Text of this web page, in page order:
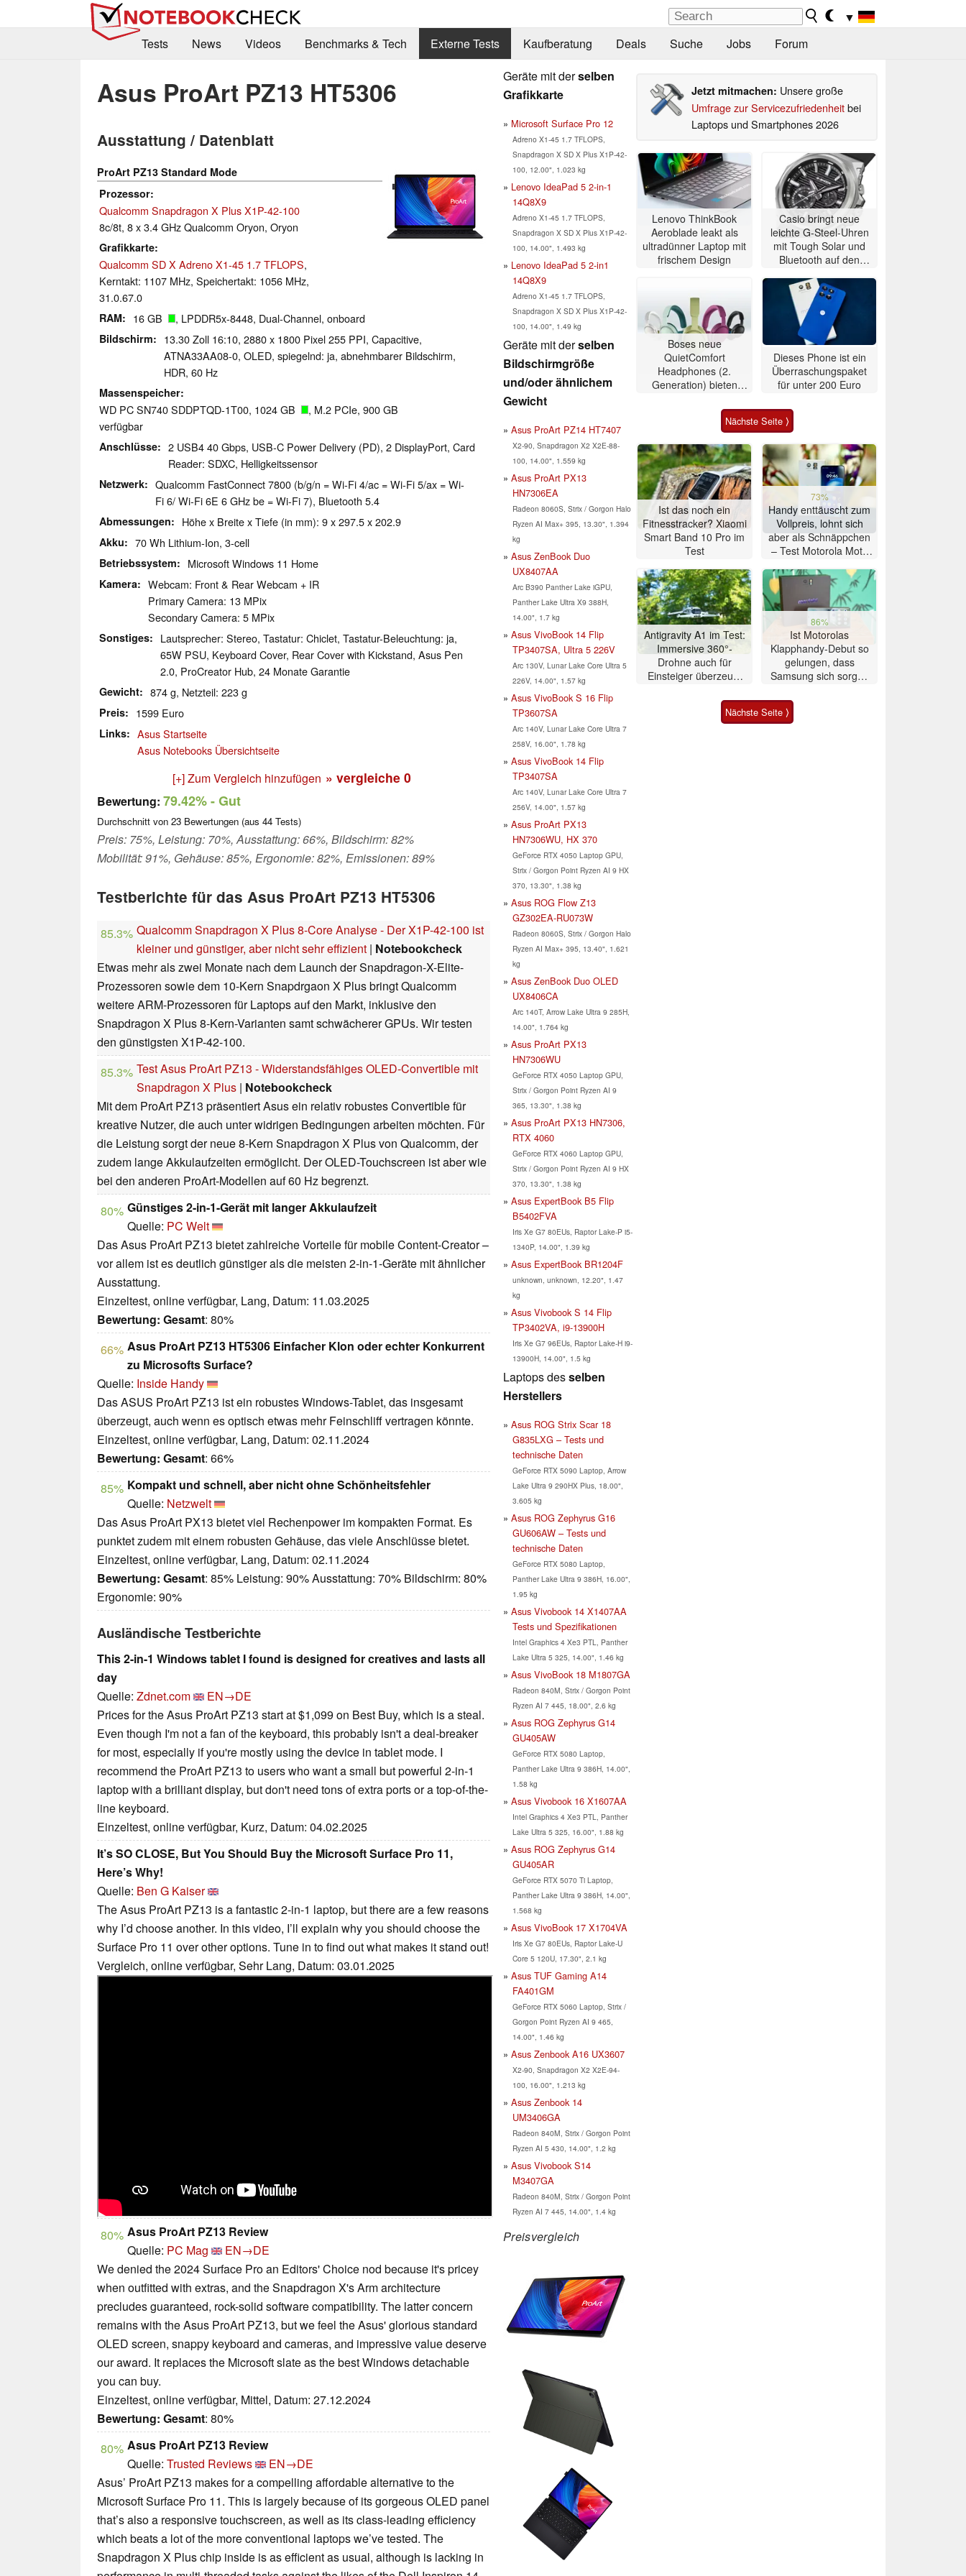
▼
Tests
News Videos Benchmarks & Tech Externe Tests Kaufberatung Deals Suche Jobs Forum
Asus ProArt PZ13 HT5306
Ausstattung / Datenblatt
ProArt PZ13 Standard Mode
Prozessor
Qualcomm Snapdragon X Plus X1P-42-100
8c/8t, 8 x 3.4 GHz Qualcomm Oryon, Oryon
Grafikkarte
Qualcomm SD X Adreno X1-45 1.7 TFLOPS,
Kerntakt: 1107 MHz, Speichertakt: 1056 MHz,
31.0.67.0
RAM 16 GB , LPDDR5x-8448, Dual-Channel, onboard
Bildschirm
13.30 Zoll 16:10, 2880 x 1800 Pixel 255 PPI, Capacitive,
ATNA33AA08-0, OLED, spiegelnd: ja, abnehmbarer Bildschirm,
HDR, 60 Hz
Massenspeicher
WD PC SN740 SDDPTQD-1T00, 1024 GB
, M.2 PCIe, 900 GB
verfügbar
Anschlüsse
2 USB4 40 Gbps, USB-C Power Delivery (PD), 2 DisplayPort, Card
Reader: SDXC, Helligkeitssensor
Netzwerk
Qualcomm FastConnect 7800 (b/g/n = Wi-Fi 4/ac = Wi-Fi 5/ax = Wi-
Fi 6/ Wi-Fi 6E 6 GHz be = Wi-Fi 7), Bluetooth 5.4
Abmessungen Höhe x Breite x Tiefe (in mm): 9 x 297.5 x 202.9
Akku 70 Wh Lithium-Ion, 3-cell
Betriebssystem Microsoft Windows 11 Home
Kamera
Webcam: Front & Rear Webcam + IR
Primary Camera: 13 MPix
Secondary Camera: 5 MPix
Sonstiges
Lautsprecher: Stereo, Tastatur: Chiclet, Tastatur-Beleuchtung: ja,
65W PSU, Keyboard Cover, Rear Cover with Kickstand, Asus Pen
2.0, ProCreator Hub, 24 Monate Garantie
Gewicht 874 g, Netzteil: 223 g
Preis 1599 Euro
Links
Asus Startseite
Asus Notebooks Übersichtseite
[+] Zum Vergleich hinzufügen » vergleiche 0
Bewertung: 79.42%- Gut
Durchschnitt von 23 Bewertungen (aus 44 Tests)
Preis: 75%, Leistung: 70%, Ausstattung: 66%, Bildschirm: 82%
Mobilität: 91%, Gehäuse: 85%, Ergonomie: 82%, Emissionen: 89%
Testberichte für das Asus ProArt PZ13 HT5306
85.3% Qualcomm Snapdragon X Plus 8-Core Analyse - Der X1P-42-100 ist
kleiner und günstiger, aber nicht sehr effizient | Notebookcheck
Etwas mehr als zwei Monate nach dem Launch der Snapdragon-X-Elite-
Prozessoren sowie dem 10-Kern Snapdrgaon X Plus bringt Qualcomm
weitere ARM-Prozessoren für Laptops auf den Markt, inklusive den
Snapdragon X Plus 8-Kern-Varianten samt schwächerer GPUs. Wir testen
den günstigsten X1P-42-100.
85.3% Test Asus ProArt PZ13 - Widerstandsfähiges OLED-Convertible mit
Snapdragon X Plus | Notebookcheck
Mit dem ProArt PZ13 präsentiert Asus ein relativ robustes Convertible für
kreative Nutzer, die auch unter widrigen Bedingungen arbeiten möchten. Für
die Leistung sorgt der neue 8-Kern Snapdragon X Plus von Qualcomm, der
zudem lange Akkulaufzeiten ermöglicht. Der OLED-Touchscreen ist aber wie
bei den anderen ProArt-Modellen auf 60 Hz begrenzt.
80% Günstiges 2-in-1-Gerät mit langer Akkulaufzeit
Quelle: PC Welt
Das Asus ProArt PZ13 bietet zahlreiche Vorteile für mobile Content-Creator –
vor allem ist es deutlich günstiger als die meisten 2-in-1-Geräte mit ähnlicher
Ausstattung.
Einzeltest, online verfügbar, Lang, Datum: 11.03.2025
Bewertung: Gesamt: 80%
66% Asus ProArt PZ13 HT5306 Einfacher Klon oder echter Konkurrent
zu Microsofts Surface?
Quelle: Inside Handy
Das ASUS ProArt PZ13 ist ein robustes Windows-Tablet, das insgesamt
überzeugt, auch wenn es optisch etwas mehr Feinschliff vertragen könnte.
Einzeltest, online verfügbar, Lang, Datum: 02.11.2024
Bewertung: Gesamt: 66%
85% Kompakt und schnell, aber nicht ohne Schönheitsfehler
Quelle: Netzwelt
Das Asus ProArt PX13 bietet viel Rechenpower im kompakten Format. Es
punktet zudem mit einem robusten Gehäuse, das viele Anschlüsse bietet.
Einzeltest, online verfügbar, Lang, Datum: 02.11.2024
Bewertung: Gesamt: 85% Leistung: 90% Ausstattung: 70% Bildschirm: 80%
Ergonomie: 90%
Ausländische Testberichte
This 2-in-1 Windows tablet I found is designed for creatives and lasts all
day
Quelle: Zdnet.com
EN→DE
Prices for the Asus ProArt PZ13 start at $1,099 on Best Buy, which is a steal.
Even though I'm not a fan of the keyboard, this probably isn't a deal-breaker
for most, especially if you're mostly using the device in tablet mode. I
recommend the ProArt PZ13 to users who want a small but powerful 2-in-1
laptop with a brilliant display, but don't need tons of extra ports or a top-of-the-
line keyboard.
Einzeltest, online verfügbar, Kurz, Datum: 04.02.2025
It’s SO CLOSE, But You Should Buy the Microsoft Surface Pro 11,
Here’s Why!
Quelle: Ben G Kaiser
The Asus ProArt PZ13 is a fantastic 2-in-1 laptop, but there are a few reasons
why I’d choose another. In this video, I’ll explain why you should choose the
Surface Pro 11 over other options. Tune in to find out what makes it stand out!
Vergleich, online verfügbar, Sehr Lang, Datum: 03.01.2025
80% Asus ProArt PZ13 Review
Quelle: PC Mag
EN→DE
We denied the 2024 Surface Pro an Editors' Choice nod because it's pricey
when outfitted with extras, and the Snapdragon X's Arm architecture
precludes guaranteed, rock-solid software compatibility. The latter concern
remains with the Asus ProArt PZ13, but we feel the Asus' glorious standard
OLED screen, snappy keyboard and cameras, and impressive value deserve
our award. It replaces the Microsoft slate as the best Windows detachable
you can buy.
Einzeltest, online verfügbar, Mittel, Datum: 27.12.2024
Bewertung: Gesamt: 80%
80% Asus ProArt PZ13 Review
Quelle: Trusted Reviews
EN→DE
Asus’ ProArt PZ13 makes for a compelling affordable alternative to the
Microsoft Surface Pro 11. This is largely because of its gorgeous OLED panel
that’s also a responsive touchscreen, as well as its class-leading efficiency
which beats a lot of the more conventional laptops we’ve tested. The
Snapdragon X Plus chip inside is as efficient as usual, although is lacking in
Geräte mit derselben
Grafikkarte
Microsoft Surface Pro 12
Adreno X1-45 1.7 TFLOPS,
Snapdragon X SD X Plus X1P-42-
100, 12.00", 1.023 kg
Lenovo IdeaPad 5 2-in-1
14Q8X9
Adreno X1-45 1.7 TFLOPS,
Snapdragon X SD X Plus X1P-42-
100, 14.00", 1.493 kg
Lenovo IdeaPad 5 2-in1
14Q8X9
Adreno X1-45 1.7 TFLOPS,
Snapdragon X SD X Plus X1P-42-
100, 14.00", 1.49 kg
Geräte mit derselben
Bildschirmgröße
und/oder ähnlichem
Gewicht
Asus ProArt PZ14 HT7407
X2-90, Snapdragon X2 X2E-88-
100, 14.00", 1.559 kg
Asus ProArt PX13
HN7306EA
Radeon 8060S, Strix / Gorgon Halo
Ryzen AI Max+ 395, 13.30", 1.394
kg
Asus ZenBook Duo
UX8407AA
Arc B390 Panther Lake iGPU,
Panther Lake Ultra X9 388H,
14.00", 1.7 kg
Asus VivoBook 14 Flip
TP3407SA, Ultra 5 226V
Arc 130V, Lunar Lake Core Ultra 5
226V, 14.00", 1.57 kg
Asus VivoBook S 16 Flip
TP3607SA
Arc 140V, Lunar Lake Core Ultra 7
258V, 16.00", 1.78 kg
Asus VivoBook 14 Flip
TP3407SA
Arc 140V, Lunar Lake Core Ultra 7
256V, 14.00", 1.57 kg
Asus ProArt PX13
HN7306WU, HX 370
GeForce RTX 4050 Laptop GPU,
Strix / Gorgon Point Ryzen AI 9 HX
370, 13.30", 1.38 kg
Asus ROG Flow Z13
GZ302EA-RU073W
Radeon 8060S, Strix / Gorgon Halo
Ryzen AI Max+ 395, 13.40", 1.621
kg
Asus ZenBook Duo OLED
UX8406CA
Arc 140T, Arrow Lake Ultra 9 285H,
14.00", 1.764 kg
Asus ProArt PX13
HN7306WU
GeForce RTX 4050 Laptop GPU,
Strix / Gorgon Point Ryzen AI 9
365, 13.30", 1.38 kg
Asus ProArt PX13 HN7306,
RTX 4060
GeForce RTX 4060 Laptop GPU,
Strix / Gorgon Point Ryzen AI 9 HX
370, 13.30", 1.38 kg
Asus ExpertBook B5 Flip
B5402FVA
Iris Xe G7 80EUs, Raptor Lake-P i5-
1340P, 14.00", 1.39 kg
Asus ExpertBook BR1204F
unknown, unknown, 12.20", 1.47
kg
Asus Vivobook S 14 Flip
TP3402VA, i9-13900H
Iris Xe G7 96EUs, Raptor Lake-H i9-
13900H, 14.00", 1.5 kg
Laptops desselben
Herstellers
Asus ROG Strix Scar 18
G835LXG – Tests und
technische Daten
GeForce RTX 5090 Laptop, Arrow
Lake Ultra 9 290HX Plus, 18.00",
3.605 kg
Asus ROG Zephyrus G16
GU606AW – Tests und
technische Daten
GeForce RTX 5080 Laptop,
Panther Lake Ultra 9 386H, 16.00",
1.95 kg
Asus Vivobook 14 X1407AA
Tests und Spezifikationen
Intel Graphics 4 Xe3 PTL, Panther
Lake Ultra 5 325, 14.00", 1.46 kg
Asus VivoBook 18 M1807GA
Radeon 840M, Strix / Gorgon Point
Ryzen AI 7 445, 18.00", 2.6 kg
Asus ROG Zephyrus G14
GU405AW
GeForce RTX 5080 Laptop,
Panther Lake Ultra 9 386H, 14.00",
1.58 kg
Asus Vivobook 16 X1607AA
Intel Graphics 4 Xe3 PTL, Panther
Lake Ultra 5 325, 16.00", 1.88 kg
Asus ROG Zephyrus G14
GU405AR
GeForce RTX 5070 Ti Laptop,
Panther Lake Ultra 9 386H, 14.00",
1.568 kg
Asus VivoBook 17 X1704VA
Iris Xe G7 80EUs, Raptor Lake-U
Core 5 120U, 17.30", 2.1 kg
Asus TUF Gaming A14
FA401GM
GeForce RTX 5060 Laptop, Strix /
Gorgon Point Ryzen AI 9 465,
14.00", 1.46 kg
Asus Zenbook A16 UX3607
X2-90, Snapdragon X2 X2E-94-
100, 16.00", 1.213 kg
Asus Zenbook 14
UM3406GA
Radeon 840M, Strix / Gorgon Point
Ryzen AI 5 430, 14.00", 1.2 kg
Asus Vivobook S14
M3407GA
Radeon 840M, Strix / Gorgon Point
Ryzen AI 7 445, 14.00", 1.4 kg
Preisvergleich
Jetzt mitmachen: Unsere große
Umfrage zur Servicezufriedenheitbei
Laptops und Smartphones 2026
Lenovo ThinkBook
Aeroblade leakt als
ultradünner Laptop mit
frischem Design
Casio bringt neue
leichte G-Steel-Uhren
mit Tough Solar und
Bluetooth auf den
Boses neue
QuietComfort
Headphones (2.
Generation) bieten
Dieses Phone ist ein
Überraschungspaket
für unter 200 Euro
Nächste Seite ⟩
Ist das noch ein
Fitnesstracker? Xiaomi
Smart Band 10 Pro im
Test
73%
Handy enttäuscht zum
Vollpreis, lohnt sich
aber als Schnäppchen
– Test Motorola Moto
Antigravity A1 im Test:
Immersive 360°-
Drohne auch für
Einsteiger überzeugt
86%
Ist Motorolas
Klapphandy-Debut so
gelungen, dass
Samsung sich sorgen
Smartphone im Test
Nächste Seite ⟩